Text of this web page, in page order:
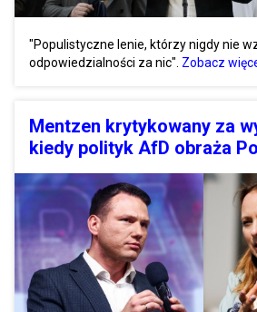
"Populistyczne lenie, którzy nigdy nie
odpowiedzialności za nic". Zobacz
Mentzen krytykowany za
kiedy polityk AfD obraża